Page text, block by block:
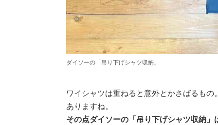
ダイソーの「吊り下げシャツ収納」
ワイシャツは重ねると意外とかさばるも
ありますね。
その点ダイソーの「吊り下げシャツ収納